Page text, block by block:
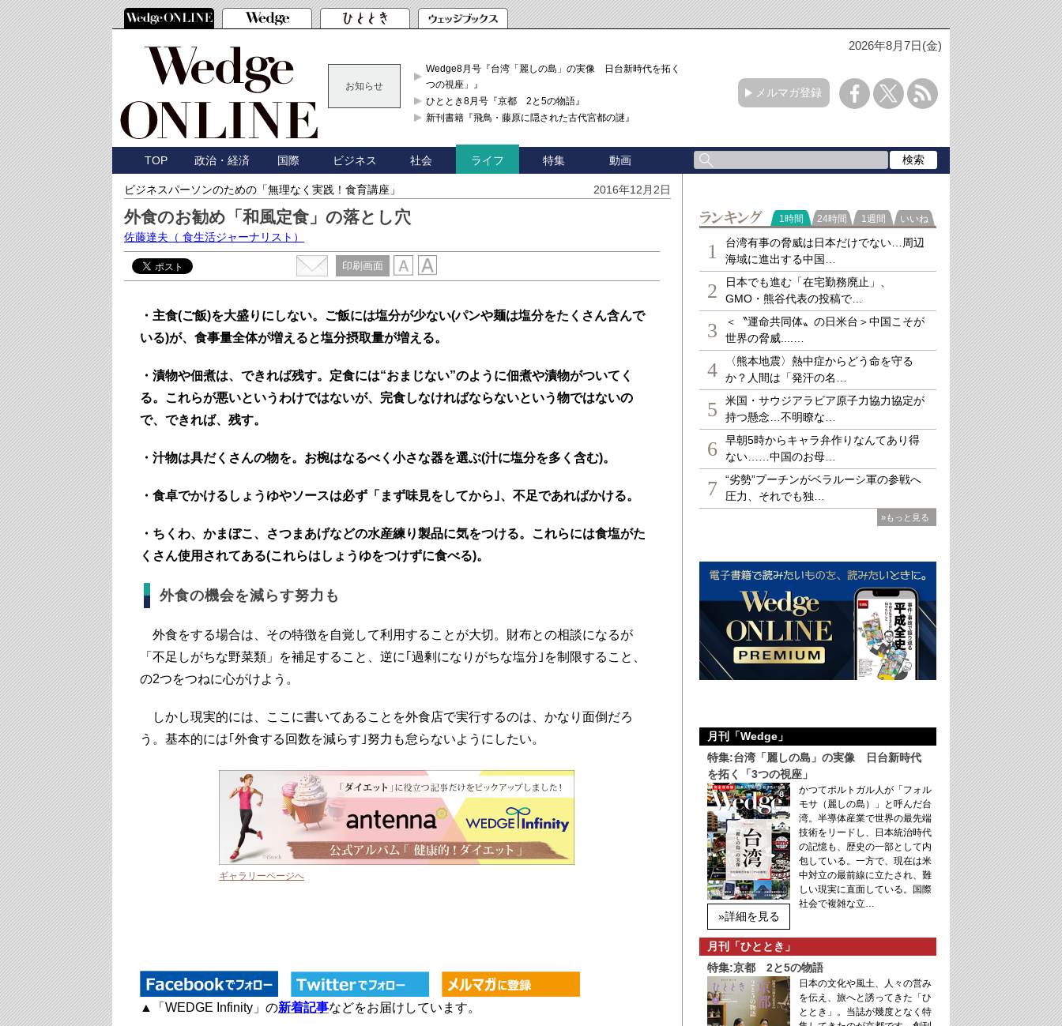
2026年8月7日(金)
お知らせ
Wedge8月号『台湾「麗しの島」の実像 日台新時代を拓く「3
つの視座」』
ひととき8月号『京都 2と5の物語』
新刊書籍『飛鳥・藤原に隠された古代宮都の謎』
メルマガ登録
TOP 政治・経済 国際 ビジネス 社会 ライフ 特集 動画
ビジネスパーソンのための「無理なく実践！食育講座」 2016年12月2日
外食のお勧め「和風定食」の落とし穴
佐藤達夫 （ 食生活ジャーナリスト）
印刷画面
・主食(ご飯)を大盛りにしない。ご飯には塩分が少ない(パンや麺は塩分をたくさん含んで
いる)が、食事量全体が増えると塩分摂取量が増える。
・漬物や佃煮は、できれば残す。定食には“おまじない”のように佃煮や漬物がついてく
る。これらが悪いというわけではないが、完食しなければならないという物ではないの
で、できれば、残す。
・汁物は具だくさんの物を。お椀はなるべく小さな器を選ぶ(汁に塩分を多く含む)。
・食卓でかけるしょうゆやソースは必ず「まず味見をしてから｣、不足であればかける。
・ちくわ、かまぼこ、さつまあげなどの水産練り製品に気をつける。これらには食塩がた
くさん使用されてある(これらはしょうゆをつけずに食べる)。
外食の機会を減らす努力も
外食をする場合は、その特徴を自覚して利用することが大切。財布との相談になるが
「不足しがちな野菜類」を補足すること、逆に｢過剰になりがちな塩分｣を制限すること、
の2つをつねに心がけよう。
しかし現実的には、ここに書いてあることを外食店で実行するのは、かなり面倒だろ
う。基本的には｢外食する回数を減らす｣努力も怠らないようにしたい。
ギャラリーページへ
▲「WEDGE Infinity」の新着記事などをお届けしています。
ランキング
1時間 24時間 1週間 いいね
1
台湾有事の脅威は日本だけでない…周辺
海域に進出する中国…
2
日本でも進む「在宅勤務廃止」、
GMO・熊谷代表の投稿で…
3
＜〝運命共同体〟の日米台＞中国こそが
世界の脅威....…
4
〈熊本地震〉熱中症からどう命を守る
か？人間は「発汗の名…
5
米国・サウジアラビア原子力協力協定が
持つ懸念…不明瞭な…
6
早朝5時からキャラ弁作りなんてあり得
ない……中国のお母…
7
“劣勢”プーチンがベラルーシ軍の参戦へ
圧力、それでも独…
»もっと見る
月刊「Wedge」
特集:台湾「麗しの島」の実像 日台新時代
を拓く「3つの視座」
»詳細を見る
かつてポルトガル人が「フォル
モサ（麗しの島）」と呼んだ台
湾。半導体産業で世界の最先端
技術をリードし、日本統治時代
の記憶も、歴史の一部として内
包している。一方で、現在は米
中対立の最前線に立たされ、難
しい現実に直面している。国際
社会で複雑な立…
月刊「ひととき」
特集:京都 2と5の物語
日本の文化や風土、人々の営み
を伝え、旅へと誘ってきた「ひ
ととき」。当誌が幾度となく特